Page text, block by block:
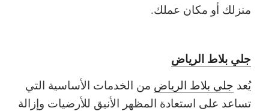
منزلك أو مكان عملك.
جلي بلاط الرياض
يُعد جلي بلاط الرياض من الخدمات الأساسية التي
تساعد على استعادة المظهر الأنيق للأرضيات وإزالة